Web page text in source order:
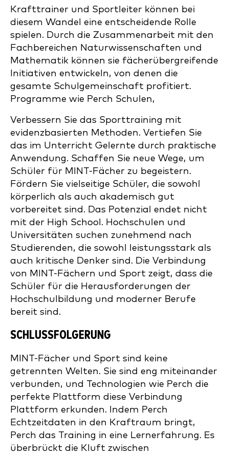
Krafttrainer und Sportleiter können bei
diesem Wandel eine entscheidende Rolle
spielen. Durch die Zusammenarbeit mit den
Fachbereichen Naturwissenschaften und
Mathematik können sie fächerübergreifende
Initiativen entwickeln, von denen die
gesamte Schulgemeinschaft profitiert.
Programme wie Perch Schulen,
Verbessern Sie das Sporttraining mit
evidenzbasierten Methoden. Vertiefen Sie
das im Unterricht Gelernte durch praktische
Anwendung. Schaffen Sie neue Wege, um
Schüler für MINT-Fächer zu begeistern.
Fördern Sie vielseitige Schüler, die sowohl
körperlich als auch akademisch gut
vorbereitet sind. Das Potenzial endet nicht
mit der High School. Hochschulen und
Universitäten suchen zunehmend nach
Studierenden, die sowohl leistungsstark als
auch kritische Denker sind. Die Verbindung
von MINT-Fächern und Sport zeigt, dass die
Schüler für die Herausforderungen der
Hochschulbildung und moderner Berufe
bereit sind.
SCHLUSSFOLGERUNG
MINT-Fächer und Sport sind keine
getrennten Welten. Sie sind eng miteinander
verbunden, und Technologien wie Perch die
perfekte Plattform diese Verbindung
Plattform erkunden. Indem Perch
Echtzeitdaten in den Kraftraum bringt,
Perch das Training in eine Lernerfahrung. Es
überbrückt die Kluft zwischen